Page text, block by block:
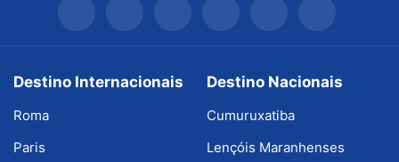
Destino Internacionais
Roma
Paris
Destino Nacionais
Cumuruxatiba
Lençóis Maranhenses